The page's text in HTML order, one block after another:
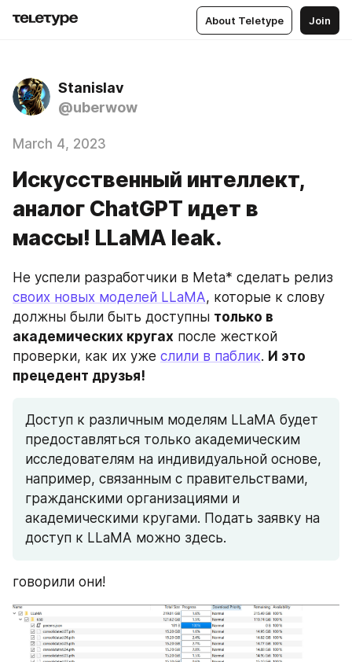
About Teletype Join
Stanislav
@uberwow
March 4, 2023
Искусственный интеллект,
аналог ChatGPT идет в
массы! LLaMA leak.
своих новых моделей LLaMA, которые к слову
должны были быть доступны только в
академических кругах после жесткой
проверки, как их уже слили в паблик. И это
прецедент друзья!
Доступ к различным моделям LLaMA будет
предоставляться только академическим
исследователям на индивидуальной основе,
например, связанным с правительствами,
гражданскими организациями и
академическими кругами. Подать заявку на
доступ к LLaMA можно здесь.
говорили они!